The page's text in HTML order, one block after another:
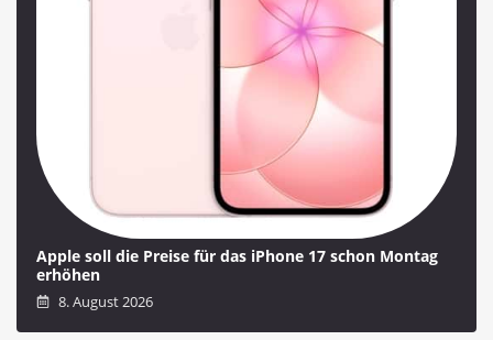
Apple soll die Preise für das iPhone 17 schon Montag
erhöhen
8. August 2026